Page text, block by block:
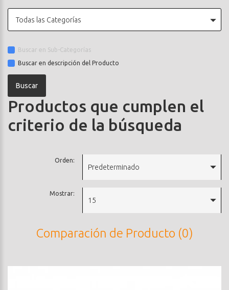
Todas las Categorías
Buscar en Sub-Categorías
Buscar en descripción del Producto
Productos que cumplen el
criterio de la búsqueda
Orden:
Predeterminado
Mostrar:
15
Comparación de Producto (0)